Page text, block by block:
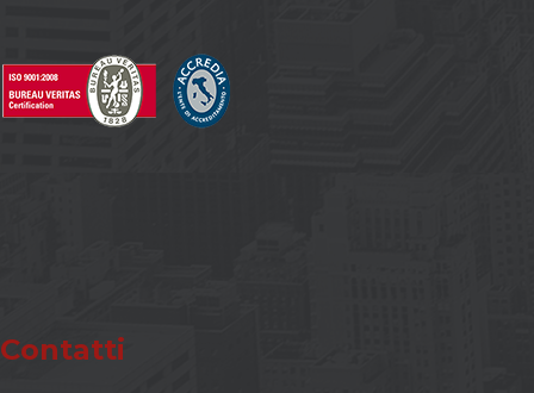
Contatti